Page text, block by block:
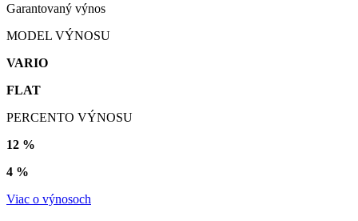
Garantovaný výnos
MODEL VÝNOSU
VARIO
FLAT
PERCENTO VÝNOSU
12 %
4 %
Viac o výnosoch